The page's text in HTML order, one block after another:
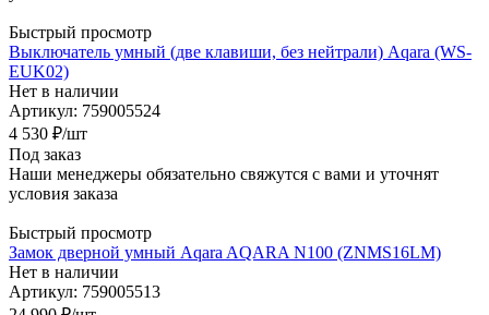
Быстрый просмотр
Выключатель умный (две клавиши, без нейтрали) Aqara (WS-
EUK02)
Нет в наличии
Артикул: 759005524
4 530 ₽/шт
Под заказ
Наши менеджеры обязательно свяжутся с вами и уточнят
условия заказа
Быстрый просмотр
Замок дверной умный Aqara AQARA N100 (ZNMS16LM)
Нет в наличии
Артикул: 759005513